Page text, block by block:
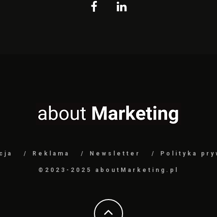
Reklama Newsletter Polityka
©2023-2025 aboutMarketing.pl